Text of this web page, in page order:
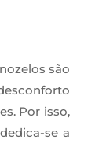
são
Por isso,
se a